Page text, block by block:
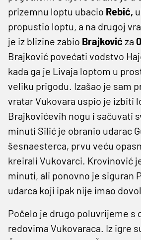
prizemnu loptu ubacio Rebić,
propustio loptu, a na drugoj
je iz blizine zabio Brajković za
Brajković povećati vodstvo
kada ga je Livaja loptom u
veliku prigodu. Izašao je sam
vratar Vukovara uspio je izbiti
Brajkovićevih nogu i sačuvati
minuti Silić je obranio udarac
šesnaesterca, prvu veću
kreirali Vukovarci. Krovinović
minuti, ali ponovno je siguran
udarca koji ipak nije imao
Počelo je drugo poluvrijeme s
redovima Vukovaraca. Iz igre